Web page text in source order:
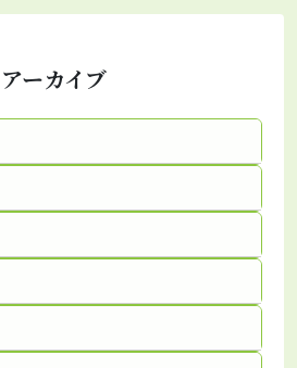
アーカイブ